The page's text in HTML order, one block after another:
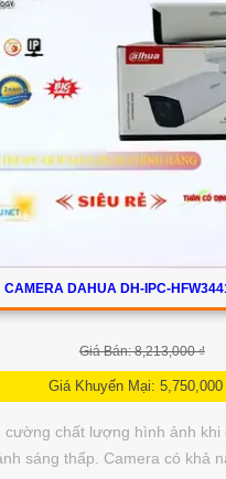
CAMERA DAHUA DH-IPC-
Giá Bán: 8,213,000 ₫
Giá Khuyến Mại: 5,750,000
cường chất lượng hình ảnh
sáng thấp. Camera có khả